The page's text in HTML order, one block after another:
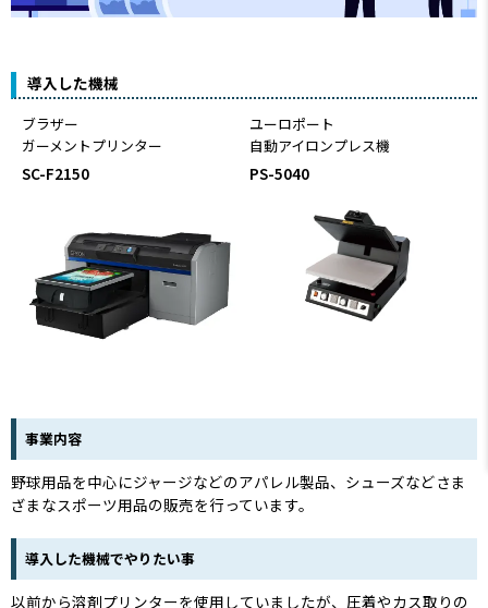
導入した機械
ブラザー
ガーメントプリンター
SC-F2150
ユーロポート
自動アイロンプレス機
PS-5040
事業内容
野球用品を中心にジャージなどのアパレル製品、シューズなどさま
ざまなスポーツ用品の販売を行っています。
導入した機械でやりたい事
以前から溶剤プリンターを使用していましたが、圧着やカス取りの